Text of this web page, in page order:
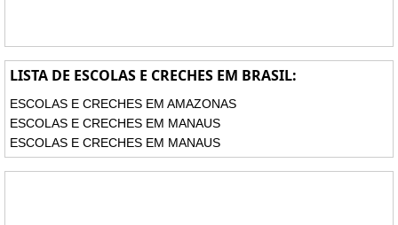
LISTA DE ESCOLAS E CRECHES EM BRASIL:
ESCOLAS E CRECHES EM AMAZONAS
ESCOLAS E CRECHES EM MANAUS
ESCOLAS E CRECHES EM MANAUS